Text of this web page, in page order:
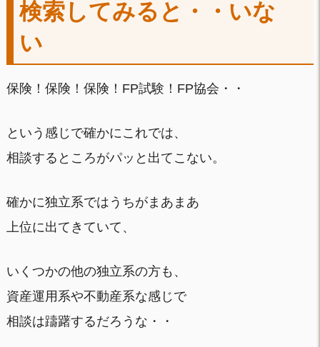
検索してみると・・いな
い
保険！保険！保険！FP試験！FP協会・・
という感じで確かにこれでは、
相談するところがパッと出てこない。
確かに独立系ではうちがまあまあ
上位に出てきていて、
いくつかの他の独立系の方も、
資産運用系や不動産系な感じで
相談は躊躇するだろうな・・